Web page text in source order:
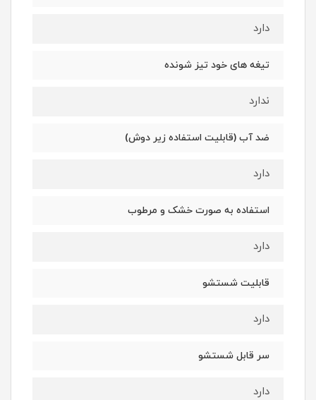
دارد
تیغه های خود تیز شونده
ندارد
ضد آب (قابلیت استفاده زیر دوش)
دارد
استفاده به صورت خشک و مرطوب
دارد
قابلیت شستشو
دارد
سر قابل شستشو
دارد